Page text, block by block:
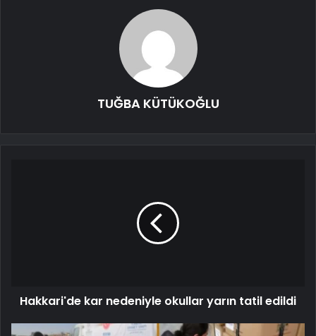
TUĞBA KÜTÜKOĞLU
Hakkari'de kar nedeniyle okullar yarın tatil edildi